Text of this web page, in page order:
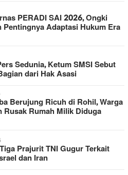
PERADI SAI 2026, Ongki
Pentingnya Adaptasi Hukum Era
Sedunia, Ketum SMSI Sebut
dari Hak Asasi
Berujung Ricuh di Rohil, Warga
Rusak Rumah Milik Diduga
Prajurit TNI Gugur Terkait
dan Iran